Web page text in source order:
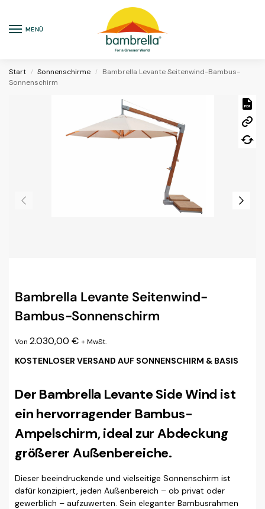
MENÜ
Start / Sonnenschirme /
Bambrella Levante Seitenwind-Bambus-
Sonnenschirm
Bambrella Levante Seitenwind-
Bambus-Sonnenschirm
Von 2.030,00 € + MwSt.
KOSTENLOSER VERSAND AUF SONNENSCHIRM & BASIS
Der Bambrella Levante Side Wind ist
ein hervorragender Bambus-
Ampelschirm, ideal zur Abdeckung
größerer Außenbereiche.
Dieser beeindruckende und vielseitige Sonnenschirm ist
dafür konzipiert, jeden Außenbereich – ob privat oder
gewerblich – aufzuwerten. Sein eleganter Bambusrahmen